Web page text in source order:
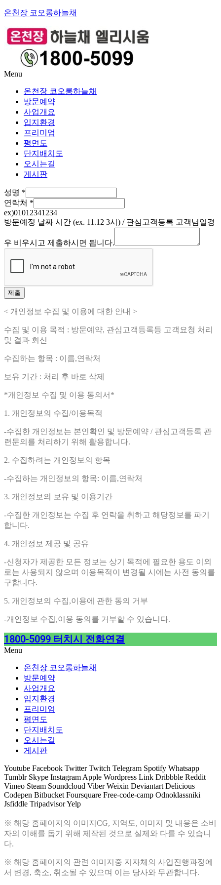
온천장 코오롱하늘채
Menu
온천장 코오롱하늘채
방문예약
사업개요
입지환경
프리미엄
평면도
단지배치도
오시는길
게시판
성명 *
연락처 *
ex)01012341234
방문예정 날짜 시간 (ex. 11.12 3시) / 관심고객등록 고객님일경
우 비우시고 제출하시면 됩니다.
제출
< 개인정보 수집 및 이용에 대한 안내 >
수집 및 이용 목적 : 방문예약, 관심고객등록등 고객요청 처리
및 결과 회신
수집하는 항목 : 이름,연락처
보유 기간 : 처리 후 바로 삭제
*개인정보 수집 및 이용 동의서*
1. 개인정보의 수집/이용목적
-수집한 개인정보는 본인확인 및 방문예약 / 관심고객등록 관
련문의를 처리하기 위해 활용합니다.
2. 수집하려는 개인정보의 항목
-수집하는 개인정보의 항목: 이름,연락처
3. 개인정보의 보유 및 이용기간
-수집한 개인정보는 수집 후 연락을 취하고 해당정보를 파기
합니다.
4. 개인정보 제공 및 공유
-신청자가 제공한 모든 정보는 상기 목적에 필요한 용도 이외
로는 사용되지 않으며 이용목적이 변경될 시에는 사전 동의를
구합니다.
5. 개인정보의 수집,이용에 관한 동의 거부
-개인정보 수집,이용 동의를 거부할 수 있습니다.
1800-5099 터치시 전화연결
Menu
온천장 코오롱하늘채
방문예약
사업개요
입지환경
프리미엄
평면도
단지배치도
오시는길
게시판
Youtube Facebook Twitter Twitch Telegram Spotify Whatsapp
Tumblr Skype Instagram Apple Wordpress Link Dribbble Reddit
Vimeo Steam Soundcloud Viber Weixin Deviantart Delicious
Codepen Bitbucket Foursquare Free-code-camp Odnoklassniki
Jsfiddle TripadvisorYelp
※ 해당 홈페이지의 이미지CG, 지역도, 이미지 및 내용은 소비
자의 이해를 돕기 위해 제작된 것으로 실제와 다를 수 있습니
다.
※ 해당 홈페이지의 관련 이미지중 지자체의 사업진행과정에
서 변경, 축소, 취소될 수 있으며 이는 당사와 무관합니다.